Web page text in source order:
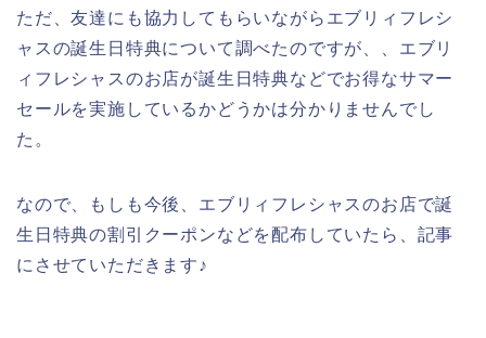
ただ、友達にも協力してもらいながらエブリィフレシ
ャスの誕生日特典について調べたのですが、、エブリ
ィフレシャスのお店が誕生日特典などでお得なサマー
セールを実施しているかどうかは分かりませんでし
た。
なので、もしも今後、エブリィフレシャスのお店で誕
生日特典の割引クーポンなどを配布していたら、記事
にさせていただきます♪